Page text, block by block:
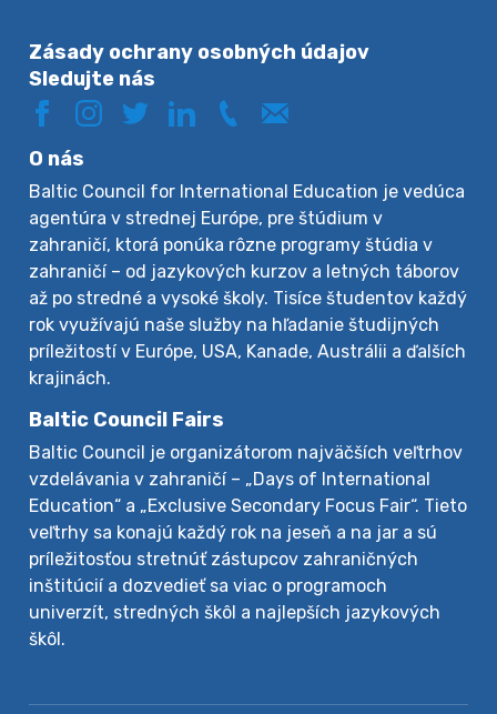
Zásady ochrany osobných údajov
Sledujte nás
O nás
Baltic Council for International Education je vedúca
agentúra v strednej Európe, pre štúdium v
zahraničí, ktorá ponúka rôzne programy štúdia v
zahraničí – od jazykových kurzov a letných táborov
až po stredné a vysoké školy. Tisíce študentov každý
rok využívajú naše služby na hľadanie študijných
príležitostí v Európe, USA, Kanade, Austrálii a ďalších
krajinách.
Baltic Council Fairs
Baltic Council je organizátorom najväčších veľtrhov
vzdelávania v zahraničí – „Days of International
Education“ a „Exclusive Secondary Focus Fair“. Tieto
veľtrhy sa konajú každý rok na jeseň a na jar a sú
príležitosťou stretnúť zástupcov zahraničných
inštitúcií a dozvedieť sa viac o programoch
univerzít, stredných škôl a najlepších jazykových
škôl.